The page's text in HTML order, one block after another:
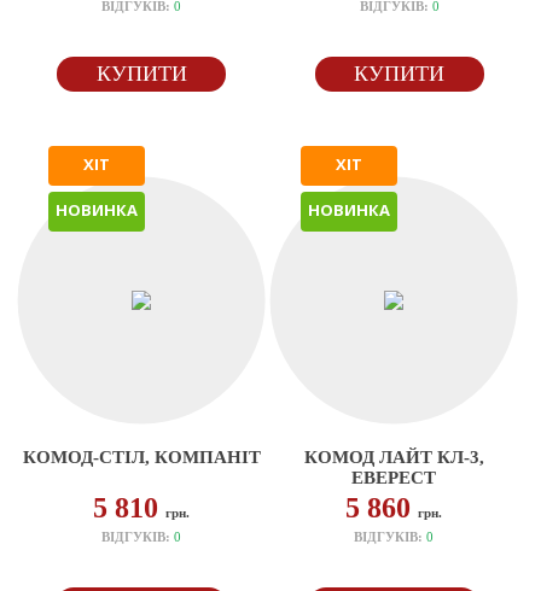
ВІДГУКІВ:0
КУПИТИ
ВІДГУКІВ: 0
КУПИТИ
ХІТ
НОВИНКА
КОМОД-СТІЛ, КОМПАНІТ
5 810грн.
ВІДГУКІВ:0
ХІТ
НОВИНКА
КОМОД ЛАЙТ КЛ-3,
ЕВЕРЕСТ
5 860грн.
ВІДГУКІВ:0